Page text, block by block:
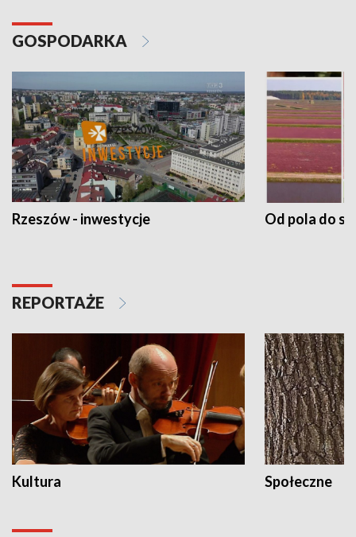
GOSPODARKA
Rzeszów - inwestycje Od pola do
REPORTAŻE
Kultura Społeczne